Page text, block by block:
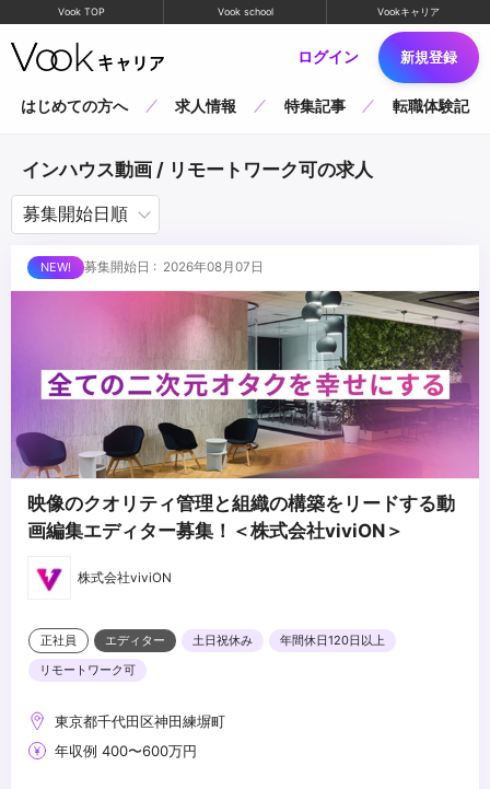
Vook TOP Vook school Vookキャリア
ログイン 新規登録
はじめての方へ 求人情報 特集記事 転職体験記
インハウス動画 / リモートワーク可の求人
募集開始日 : 2026年08月07日
映像のクオリティ管理と組織の構築をリードする動
画編集エディター募集！＜株式会社viviON＞
株式会社viviON
正社員 エディター 土日祝休み
年間休日120日以上
リモートワーク可
東京都千代田区神田練塀町
年収例 400〜600万円